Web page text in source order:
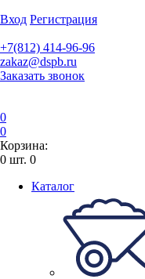
Вход Регистрация
+7(812) 414-96-96
zakaz@dspb.ru
Заказать звонок
0
0
Корзина:
0 шт. 0
Каталог